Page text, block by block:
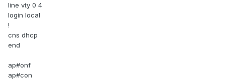
line vty 0 4
login local
!
cns dhcp
end
ap#onf
ap#con